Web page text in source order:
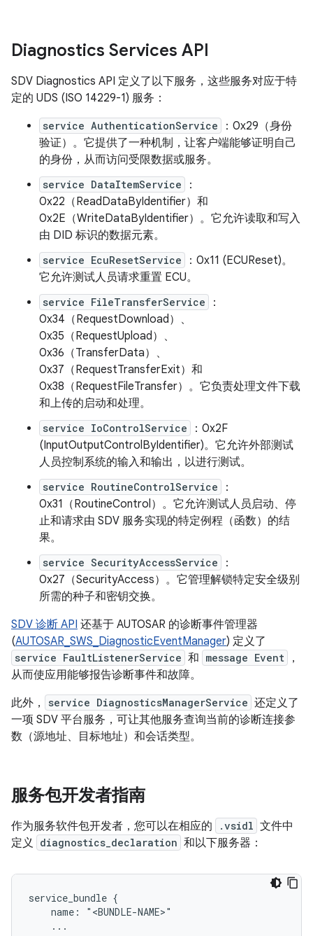
Diagnostics Services API
SDV Diagnostics API 定义了以下服务，这些服务对应于特
定的 UDS (ISO 14229-1) 服务：
service AuthenticationService
：0x29（身份
验证）。它提供了一种机制，让客户端能够证明自己
的身份，从而访问受限数据或服务。
service DataItemService
：
0x22（ReadDataByIdentifier）和
0x2E（WriteDataByIdentifier）。它允许读取和写入
由 DID 标识的数据元素。
service EcuResetService
：0x11 (ECUReset)。
它允许测试人员请求重置 ECU。
service FileTransferService
：
0x34（RequestDownload）、
0x35（RequestUpload）、
0x36（TransferData）、
0x37（RequestTransferExit）和
0x38（RequestFileTransfer）。它负责处理文件下载
和上传的启动和处理。
service IoControlService
：0x2F
(InputOutputControlByIdentifier)。它允许外部测试
人员控制系统的输入和输出，以进行测试。
service RoutineControlService
：
0x31（RoutineControl）。它允许测试人员启动、停
止和请求由 SDV 服务实现的特定例程（函数）的结
果。
service SecurityAccessService
：
0x27（SecurityAccess）。它管理解锁特定安全级别
所需的种子和密钥交换。
SDV 诊断 API 还基于 AUTOSAR 的诊断事件管理器
(AUTOSAR_SWS_DiagnosticEventManager) 定义了
service FaultListenerService 和 message Event
，
从而使应用能够报告诊断事件和故障。
此外，
service DiagnosticsManagerService 还定义了
一项 SDV 平台服务，可让其他服务查询当前的诊断连接参
数（源地址、目标地址）和会话类型。
服务包开发者指南
作为服务软件包开发者，您可以在相应的 .vsidl 文件中
定义 diagnostics_declaration 和以下服务器：
service_bundle {
    name: "<BUNDLE-NAME>"
    ...